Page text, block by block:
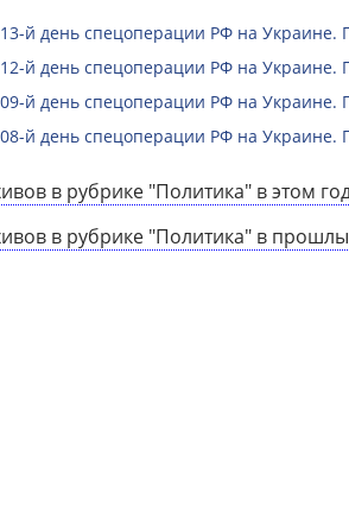
й день спецоперации РФ на Украине.
й день спецоперации РФ на Украине.
й день спецоперации РФ на Украине.
й день спецоперации РФ на Украине.
в рубрике "Политика" в этом
в рубрике "Политика" в